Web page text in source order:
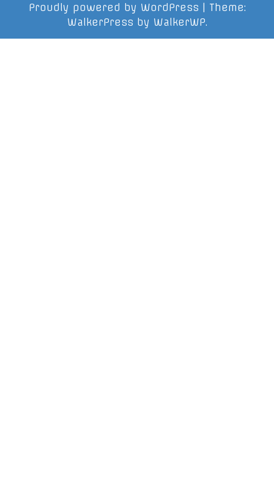
Proudly powered by WordPress | Theme:
WalkerPress by WalkerWP.